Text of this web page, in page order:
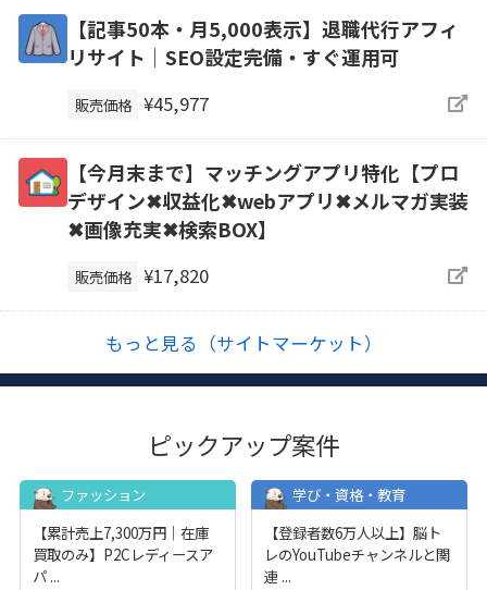
【記事50本・月5,000表示】退職代行アフィ
リサイト｜SEO設定完備・すぐ運用可
販売価格 ¥45,977
【今月末まで】マッチングアプリ特化【プロ
デザイン✖収益化✖webアプリ✖メルマガ実装
✖画像充実✖検索BOX】
販売価格 ¥17,820
もっと見る（サイトマーケット）
ピックアップ案件
ファッション
【累計売上7,300万円｜在庫
買取のみ】P2Cレディースア
パ ...
学び・資格・教育
【登録者数6万人以上】脳ト
レのYouTubeチャンネルと関
連 ...